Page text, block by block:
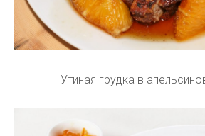
Утиная грудка в